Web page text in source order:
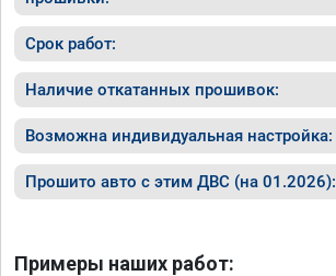
Срок работ:
Наличие откатанных прошивок:
Возможна индивидуальная настройка:
Прошито авто с этим ДВС (на 01.2026):
Примеры наших работ: